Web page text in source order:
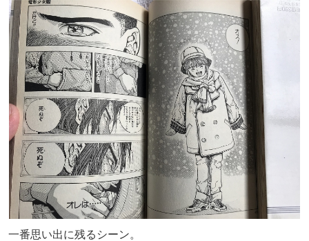
一番思い出に残るシーン。